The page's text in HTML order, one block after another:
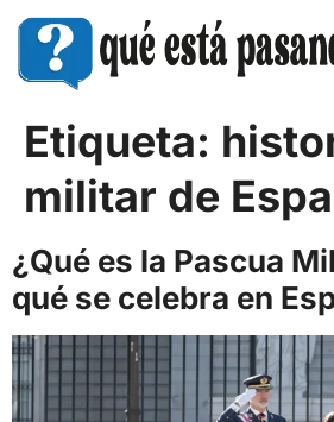
Etiqueta:
militar de
¿Qué es la Pascua
qué se celebra en